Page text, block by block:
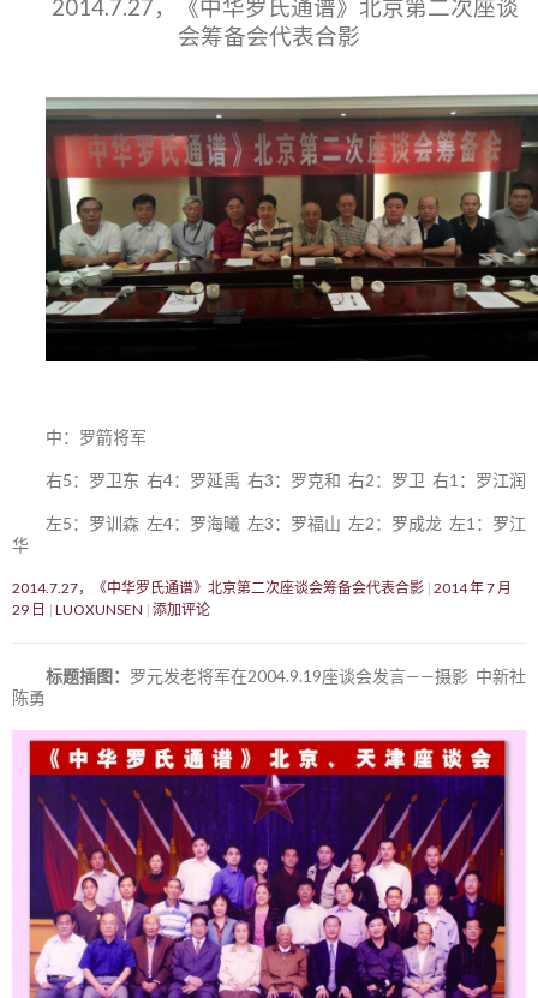
2014.7.27，《中华罗氏通谱》北京第二次座谈
会筹备会代表合影
中：罗箭将军
右5：罗卫东 右4：罗延禹 右3：罗克和 右2：罗卫 右1：罗江润
左5：罗训森 左4：罗海曦 左3：罗福山 左2：罗成龙 左1：罗江
华
2014.7.27，《中华罗氏通谱》北京第二次座谈会筹备会代表合影 2014 年 7 月
29 日
LUOXUNSEN 添加评论
标题插图： 罗元发老将军在2004.9.19座谈会发言——摄影 中新社
陈勇